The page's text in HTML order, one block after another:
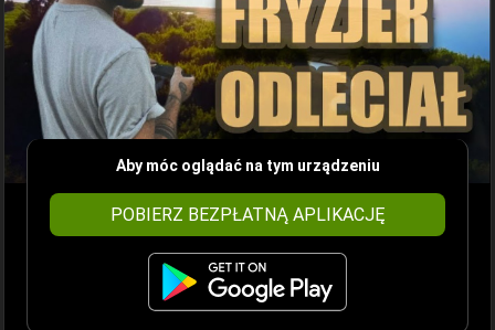
Aby móc oglądać na tym urządzeniu
POBIERZ BEZPŁATNĄ APLIKACJĘ